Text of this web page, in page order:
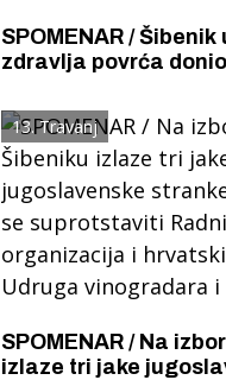
SPOMENAR /
zdravlja povrća
zalijevati samo noću
vodu dodaje manje
13. Travanj
SPOMENAR / Na izbore u Šibeniku
izlaze tri jake